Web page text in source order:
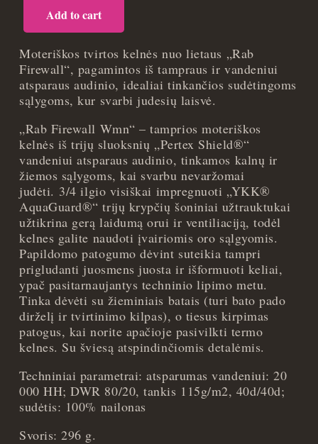
Moteriškos
kelnės
nuo
lietaus
Rab
Firewall
-
S
quantity
Add to cart
Moteriškos tvirtos kelnės nuo lietaus „Rab
Firewall“, pagamintos iš tampraus ir vandeniui
atsparaus audinio, idealiai tinkančios sudėtingoms
sąlygoms, kur svarbi judesių laisvė.
„Rab Firewall Wmn“ – tamprios moteriškos
kelnės iš trijų sluoksnių „Pertex Shield®“
vandeniui atsparaus audinio, tinkamos kalnų ir
žiemos sąlygoms, kai svarbu nevaržomai
judėti. 3/4 ilgio visiškai impregnuoti „YKK®
AquaGuard®“ trijų krypčių šoniniai užtrauktukai
užtikrina gerą laidumą orui ir ventiliaciją, todėl
kelnes galite naudoti įvairiomis oro sąlgyomis.
Papildomo patogumo dėvint suteikia tampri
prigludanti juosmens juosta ir išformuoti keliai,
ypač pasitarnaujantys techninio lipimo metu.
Tinka dėvėti su žieminiais batais (turi bato pado
dirželį ir tvirtinimo kilpas), o tiesus kirpimas
patogus, kai norite apačioje pasivilkti termo
kelnes. Su šviesą atspindinčiomis detalėmis.
Techniniai parametrai: atsparumas vandeniui: 20
000 HH; DWR 80/20, tankis 115g/m2, 40d/40d;
sudėtis: 100% nailonas
Svoris: 296 g.